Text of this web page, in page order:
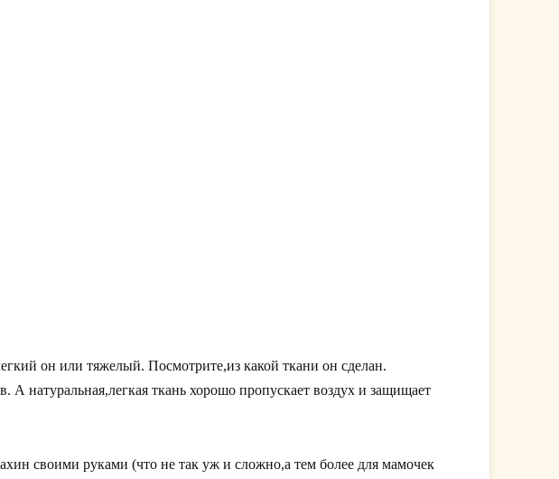
он или тяжелый. Посмотрите,из какой ткани он сделан.
А натуральная,легкая ткань хорошо пропускает воздух и защищает
своими руками (что не так уж и сложно,а тем более для мамочек